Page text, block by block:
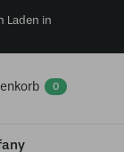
Laden in
0